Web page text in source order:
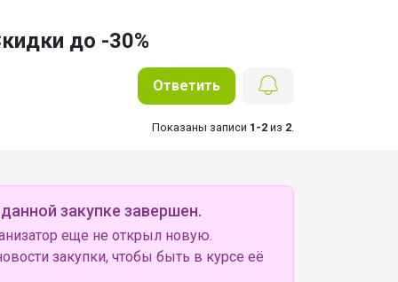
до -30%
Ответить
Показаны записи 1-2 из 2
закупке завершен.
еще не открыл новую.
закупки, чтобы быть в курсе её